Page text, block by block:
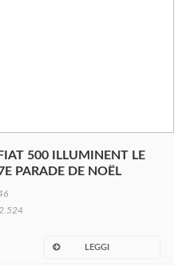
500 ILLUMINENT LE
PARADE DE NOËL
2.524
LEGGI